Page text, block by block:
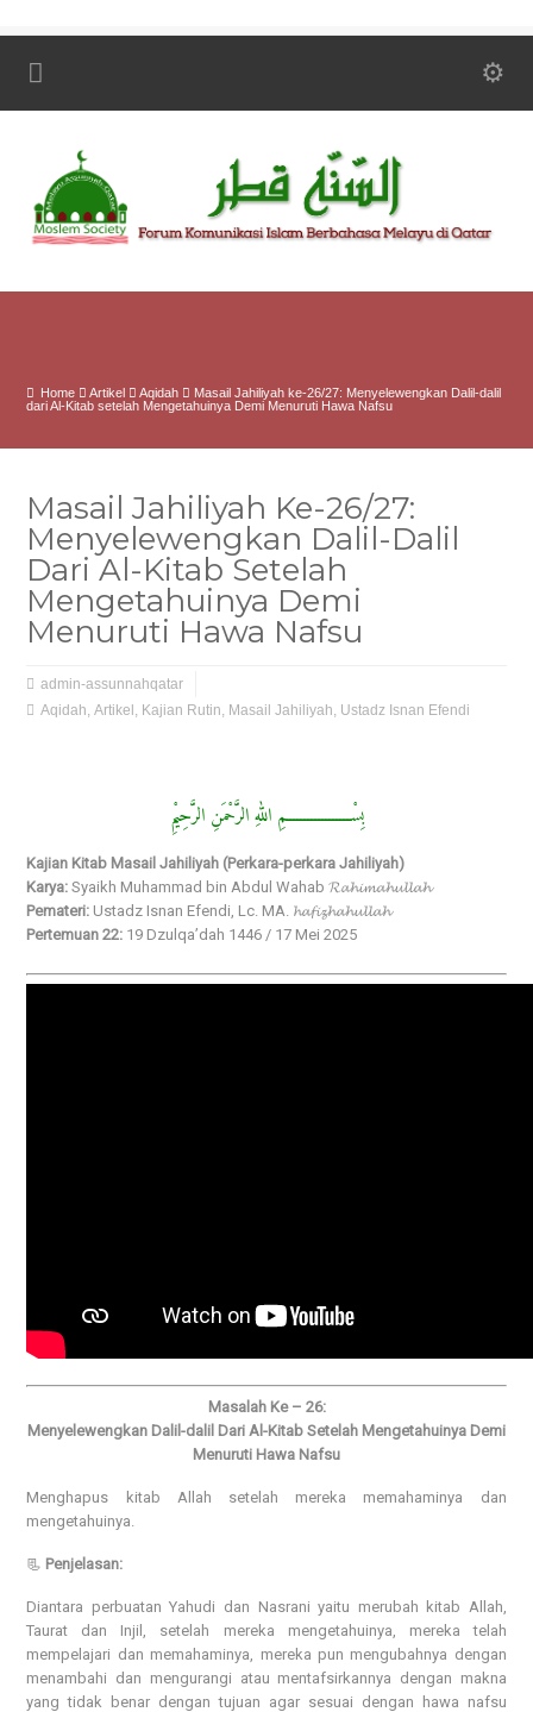
Home Artikel Aqidah
Masail Jahiliyah ke-26/27: Menyelewengkan Dalil-dalil
dari Al-Kitab setelah Mengetahuinya Demi Menuruti Hawa Nafsu
Masail Jahiliyah Ke-26/27:
Menyelewengkan Dalil-Dalil
Dari Al-Kitab Setelah
Mengetahuinya Demi
Menuruti Hawa Nafsu
admin-assunnahqatar
Aqidah ,Artikel Kajian Rutin Masail Jahiliyah Ustadz Isnan Efendi
بِسْــــــــــــــــــمِ اللهِ الرَّحْمَنِ الرَّحِيْمِ
Kajian Kitab Masail Jahiliyah (Perkara-perkara Jahiliyah)
Karya: Syaikh Muhammad bin Abdul Wahab 𝓡𝓪𝓱𝓲𝓶𝓪𝓱𝓾𝓵𝓵𝓪𝓱
Pemateri: Ustadz Isnan Efendi, Lc. MA. 𝓱𝓪𝓯𝓲𝔃𝓱𝓪𝓱𝓾𝓵𝓵𝓪𝓱
Pertemuan 22: 19 Dzulqa’dah 1446 / 17 Mei 2025
Masalah Ke – 26:
Menyelewengkan Dalil-dalil Dari Al-Kitab Setelah Mengetahuinya Demi
Menuruti Hawa Nafsu
Menghapus kitab Allah setelah mereka memahaminya dan
mengetahuinya.
📃 Penjelasan:
Diantara perbuatan Yahudi dan Nasrani yaitu merubah kitab Allah,
Taurat dan Injil, setelah mereka mengetahuinya, mereka telah
mempelajari dan memahaminya, mereka pun mengubahnya dengan
menambahi dan mengurangi atau mentafsirkannya dengan makna
yang tidak benar dengan tujuan agar sesuai dengan hawa nafsu